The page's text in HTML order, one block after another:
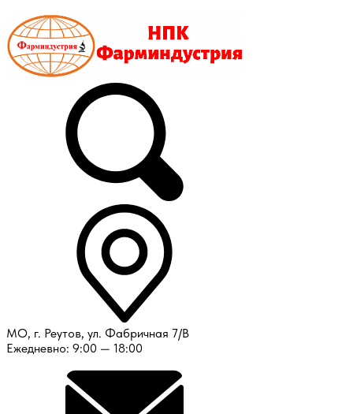
МО, г. Реутов, ул. Фабричная 7/В
Ежедневно: 9:00 — 18:00